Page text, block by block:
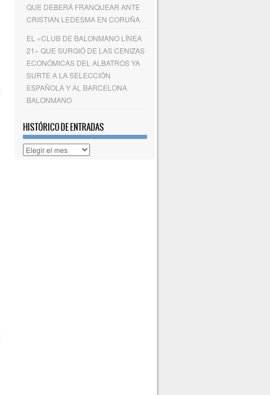
QUE DEBERÁ FRANQUEAR ANTE
CRISTIAN LEDESMA EN CORUÑA
EL «CLUB DE BALONMANO LÍNEA
21» QUE SURGIÓ DE LAS CENIZAS
ECONÓMICAS DEL ALBATROS YA
SURTE A LA SELECCIÓN
ESPAÑOLA Y AL BARCELONA
BALONMANO
HISTÓRICO DE ENTRADAS
Histórico